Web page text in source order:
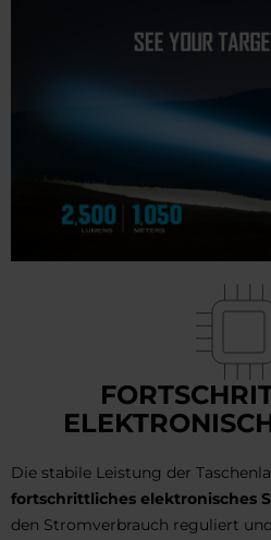
Die stabile Leistung der
fortschrittliches elektronisches
den Stromverbrauch reguliert